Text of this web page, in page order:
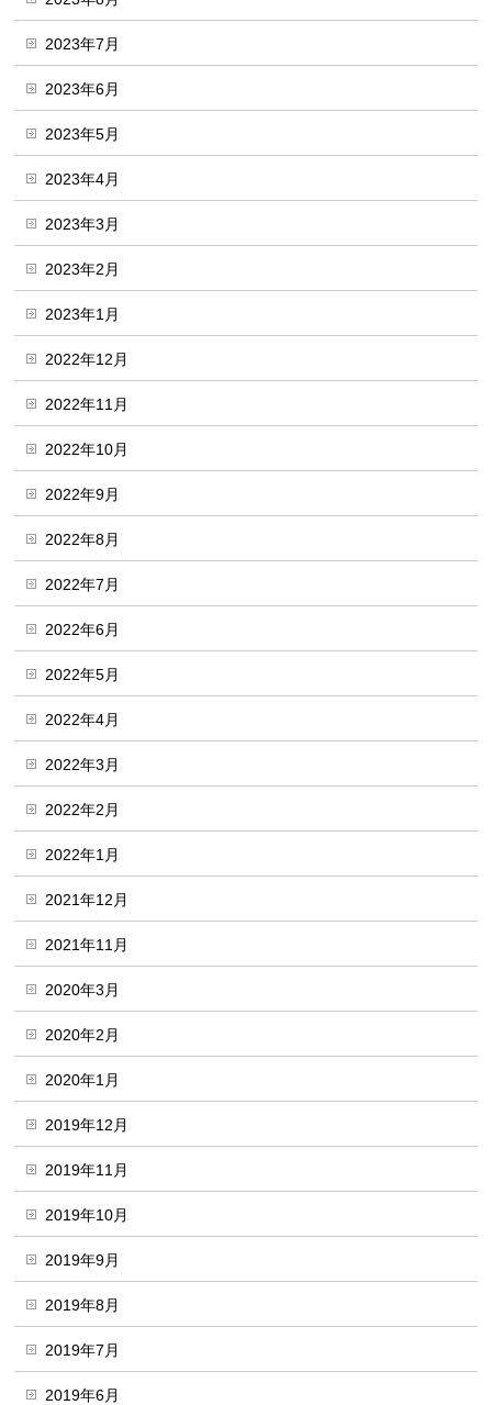
2023年7月
2023年6月
2023年5月
2023年4月
2023年3月
2023年2月
2023年1月
2022年12月
2022年11月
2022年10月
2022年9月
2022年8月
2022年7月
2022年6月
2022年5月
2022年4月
2022年3月
2022年2月
2022年1月
2021年12月
2021年11月
2020年3月
2020年2月
2020年1月
2019年12月
2019年11月
2019年10月
2019年9月
2019年8月
2019年7月
2019年6月